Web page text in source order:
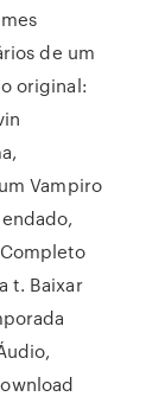
de um
original:
Vampiro
t. Baixar